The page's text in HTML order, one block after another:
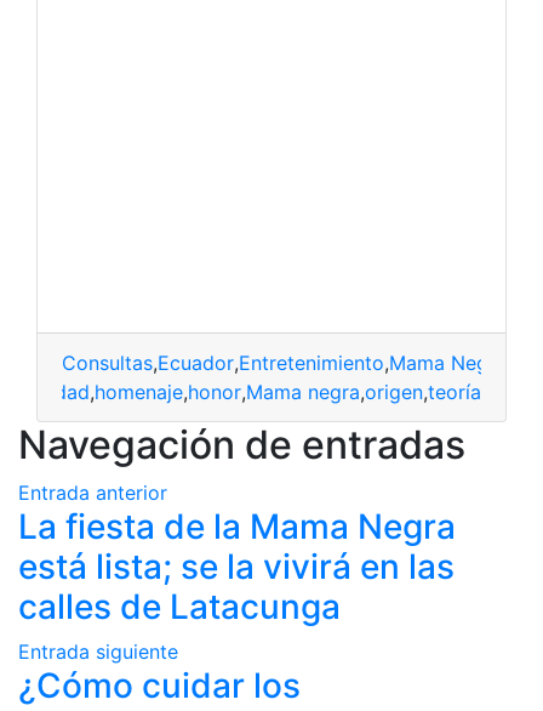
Consultas,Ecuador,Entretenimiento,Mama Negra
festividad,homenaje,honor,Mama negra,origen,teoría
Navegación de entradas
Entrada anterior
La fiesta de la Mama Negra
está lista; se la vivirá en las
calles de Latacunga
Entrada siguiente
¿Cómo cuidar los